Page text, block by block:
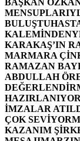
BAŞKAN
BULUŞTU
KALEMİNDEN
KARAKAŞ’IN
MARMARA
RAMAZAN
ABDULLAH
İMZALAR
ÇOK SEVİYOR
KAZANIM